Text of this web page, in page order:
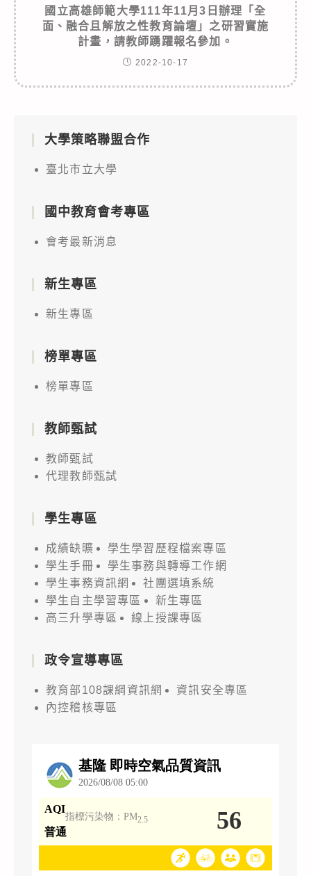
國立高雄師範大學111年11月3日辦理「全
面、融合且解放之性教育論壇」之研習實施
計畫，請教師踴躍報名參加。
2022-10-17
大學策略聯盟合作
臺北市立大學
國中教育會考專區
會考最新消息
新生專區
新生專區
榜單專區
榜單專區
教師甄試
教師甄試
代理教師甄試
學生專區
成績缺曠
學生學習歷程檔案專區
學生手冊
學生事務與轉導工作網
學生事務資訊網
社團選填系統
學生自主學習專區
新生專區
高三升學專區
線上授課專區
政令宣導專區
教育部108課綱資訊網
資訊安全專區
內控稽核專區